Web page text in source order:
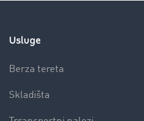
Usluge
Berza tereta
Skladišta